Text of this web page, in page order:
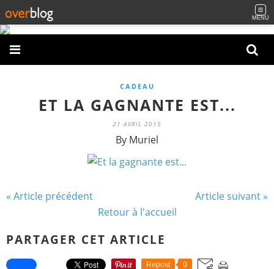
MENU
CADEAU
ET LA GAGNANTE EST...
21 AVRIL 2015
By Muriel
« Article précédent
Article suivant »
Retour à l'accueil
PARTAGER CET ARTICLE
Repost 0